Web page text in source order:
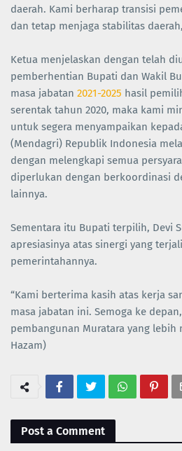
daerah. Kami berharap transisi
dan tetap menjaga stabilitas
Ketua menjelaskan dengan telah
pemberhentian Bupati dan Wakil
masa jabatan 2021-2025 hasil
serentak tahun 2020, maka kami
untuk segera menyampaikan
(Mendagri) Republik Indonesia
dengan melengkapi semua
diperlukan dengan berkoordinasi
lainnya.
Sementara itu Bupati terpilih, Devi
apresiasinya atas sinergi yang
pemerintahannya.
“Kami berterima kasih atas kerja
masa jabatan ini. Semoga ke
pembangunan Muratara yang lebih
Hazam)
Post a Comment